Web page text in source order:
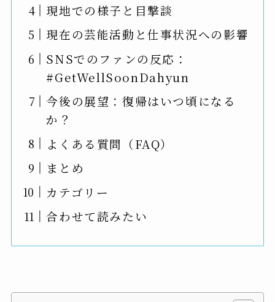
現地での様子と目撃談
現在の芸能活動と仕事状況への影響
SNSでのファンの反応：
#GetWellSoonDahyun
今後の展望：復帰はいつ頃になる
か？
よくある質問（FAQ）
まとめ
カテゴリー
合わせて読みたい